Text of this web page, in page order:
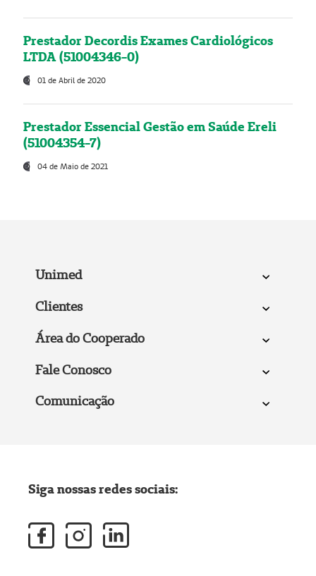
Prestador Decordis Exames Cardiológicos
LTDA (51004346-0)
01 de Abril de 2020
Prestador Essencial Gestão em Saúde Ereli
(51004354-7)
04 de Maio de 2021
Unimed
Clientes
Área do Cooperado
Fale Conosco
Comunicação
Siga nossas redes sociais: